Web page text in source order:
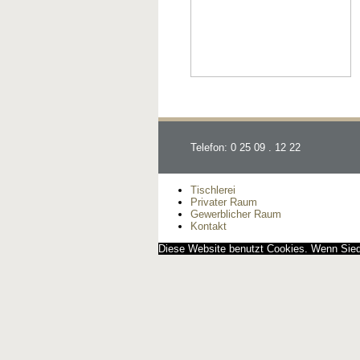
Telefon: 0 25 09 . 12 22
Tischlerei
Privater Raum
Gewerblicher Raum
Kontakt
Diese Website benutzt Cookies. Wenn